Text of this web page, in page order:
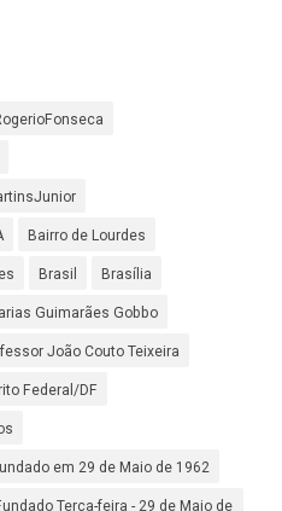
Bairro de Lourdes
Brasil Brasília
Guimarães Gobbo
João Couto Teixeira
Federal/DF
em 29 de Maio de 1962
Terça-feira - 29 de Maio de